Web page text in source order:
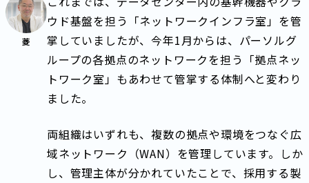
菱
ウド基盤を担う「ネットワークインフラ室」を管
掌していましたが、今年1月からは、パーソルグ
ループの各拠点のネットワークを担う「拠点ネッ
トワーク室」もあわせて管掌する体制へと変わり
ました。
両組織はいずれも、複数の拠点や環境をつなぐ広
域ネットワーク（WAN）を管理しています。しか
し、管理主体が分かれていたことで、採用する製